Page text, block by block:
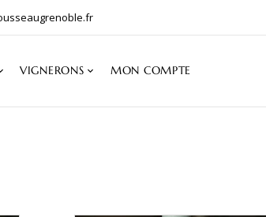
VIGNERONS MON COMPTE